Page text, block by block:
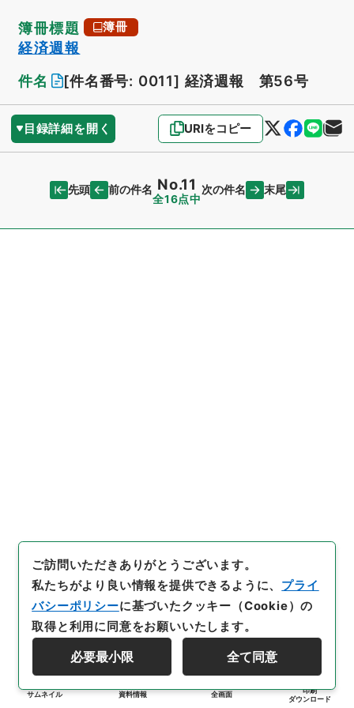
簿冊標題 簿冊
経済週報
件名
[件名番号: 0011] 経済週報 第56号
目録詳細を開く URIをコピー
先頭 前の件名 No.11
全16点中
次の件名 末尾
サムネイル 資料情報 全画面
印刷
ダウンロード
ご訪問いただきありがとうございます。
私たちがより良い情報を提供できるように、 プライ
バシーポリシーに基づいたクッキー（Cookie）の
取得と利用に同意をお願いいたします。
必要最小限 全て同意